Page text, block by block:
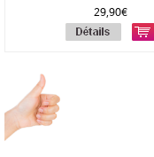
29,90€